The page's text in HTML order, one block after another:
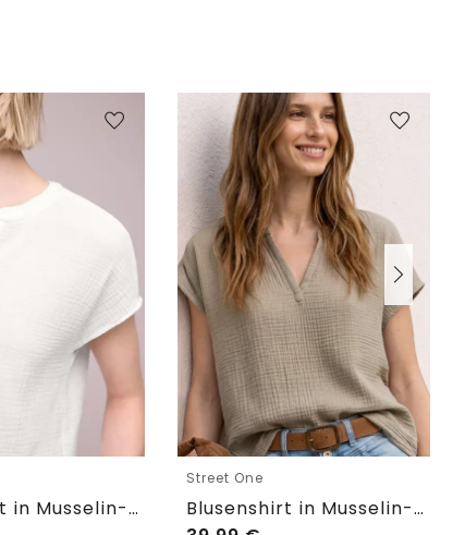
Blusenshirt in Musselin-Qualität
Street One
Blusenshirt in Musselin-Qualität